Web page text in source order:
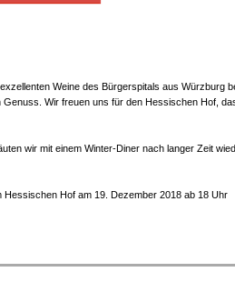
Weine des Bürgerspitals aus Würzburg
Wir freuen uns für den Hessischen Hof,
wir mit einem Winter-Diner nach langer Zeit
Hessischen Hof am 19. Dezember 2018 ab 18 Uhr